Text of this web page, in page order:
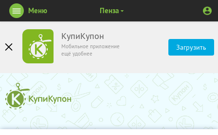
КупиКупон
Мобильное приложение
ещё удобнее
Загрузить
Меню Пенза